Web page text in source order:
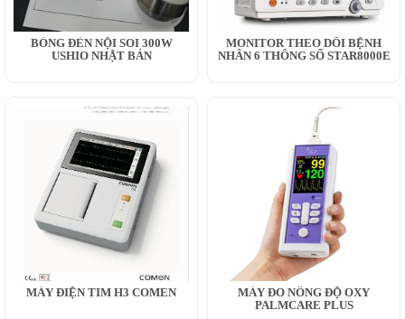
BÓNG ĐÈN NỘI SOI 300W
USHIO NHẬT BẢN
MONITOR THEO DÕI BỆNH
NHÂN 6 THÔNG SỐ STAR8000E
MÁY ĐIỆN TIM H3 COMEN
MÁY ĐO NỒNG ĐỘ OXY
PALMCARE PLUS